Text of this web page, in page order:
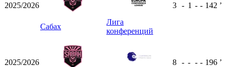
2025/2026
Сабах
Лига
конференций
3 - 1 - - 142 ʼ
2025/2026 8 - - - - 196 ʼ